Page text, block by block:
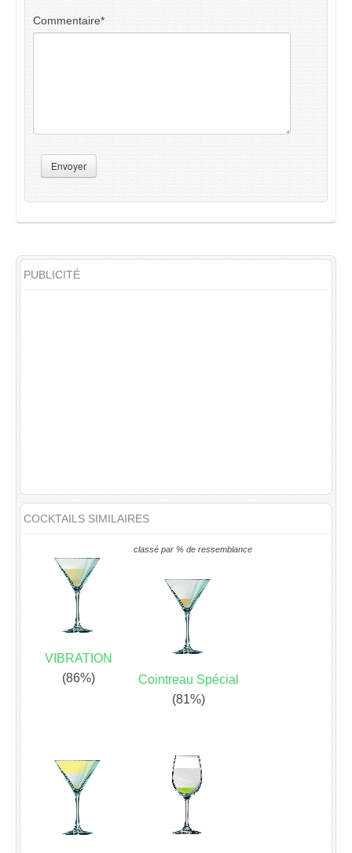
Commentaire*
Envoyer
PUBLICITÉ
COCKTAILS SIMILAIRES
classé par % de ressemblance
VIBRATION
(86%)
Cointreau Spécial
(81%)